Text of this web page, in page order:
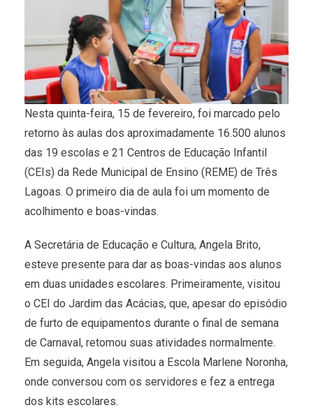
Nesta quinta-feira, 15 de fevereiro, foi marcado pelo
retorno às aulas dos aproximadamente 16.500 alunos
das 19 escolas e 21 Centros de Educação Infantil
(CEIs) da Rede Municipal de Ensino (REME) de Três
Lagoas. O primeiro dia de aula foi um momento de
acolhimento e boas-vindas.
A Secretária de Educação e Cultura, Angela Brito,
esteve presente para dar as boas-vindas aos alunos
em duas unidades escolares. Primeiramente, visitou
o CEI do Jardim das Acácias, que, apesar do episódio
de furto de equipamentos durante o final de semana
de Carnaval, retomou suas atividades normalmente.
Em seguida, Angela visitou a Escola Marlene Noronha,
onde conversou com os servidores e fez a entrega
dos kits escolares.